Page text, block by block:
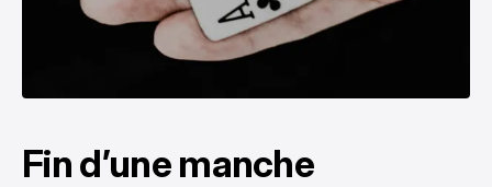
Fin d’une manche